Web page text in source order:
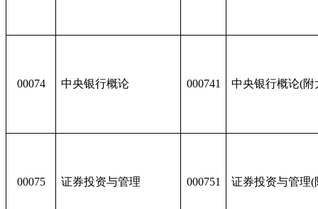
00074 中央银行概论 000741 中央银行概论(附
00075 证券投资与管理 000751 证券投资与管理(